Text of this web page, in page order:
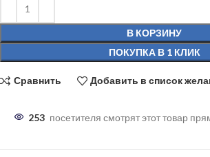
В КОРЗИНУ
ПОКУПКА В 1 КЛИК
Сравнить Добавить в список
253 посетителя смотрят этот товар